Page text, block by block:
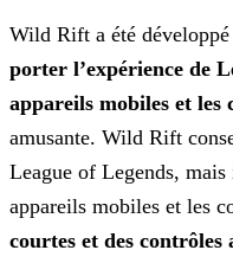
Wild Rift a été
porter l’expérience de
appareils mobiles et les
amusante. Wild Rift
League of Legends,
appareils mobiles et les
courtes et des contrôles